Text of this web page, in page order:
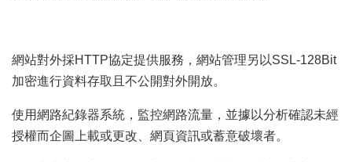
網站對外採HTTP協定提供服務，網站管理另以SSL-128Bit
加密進行資料存取且不公開對外開放。
使用網路紀錄器系統，監控網路流量，並據以分析確認未經
授權而企圖上載或更改、網頁資訊或蓄意破壞者。